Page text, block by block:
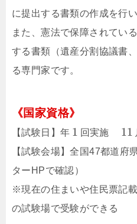
に提出する書類の作成を行い
また、憲法で保障されてい
する書類（遺産分割協議書
る専門家です。
《国家資格》
【試験日】年 1 回実施 11
【試験会場】全国47都道府
ターHPで確認）
※現在の住まいや住民票記
の試験場で受験ができる